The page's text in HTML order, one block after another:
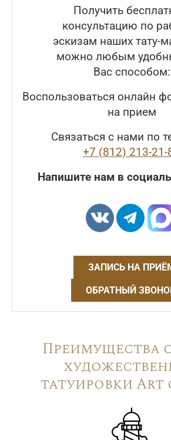
Получить
консультацию по
эскизам наших тату-
можно любым
Вас способом:
Воспользоваться онлайн
на прием
Связаться с нами по
+7 (812) 213-21-
Напишите нам в
ЗАПИСЬ НА
ОБРАТНЫЙ
Преимущества
татуировки Art